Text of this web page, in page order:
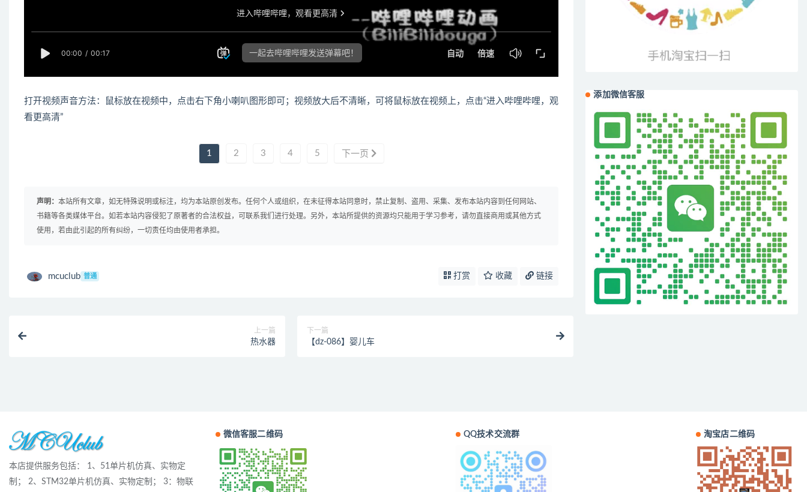
打开视频声音方法：鼠标放在视频中，点击右下角小喇叭图形即可；视频放大后不清晰，可将鼠标放在视频上，点击“进入哔哩哔哩，观
看更高清”
1 2 3 4 5 下一页
声明： 本站所有文章，如无特殊说明或标注，均为本站原创发布。任何个人或组织，在未征得本站同意时，禁止复制、盗用、采集、发布本站内容到任何网站、
书籍等各类媒体平台。如若本站内容侵犯了原著者的合法权益，可联系我们进行处理。另外，本站所提供的资源均只能用于学习参考，请勿直接商用或其他方式
使用，若由此引起的所有纠纷，一切责任均由使用者承担。
mcuclub 普通 打赏 收藏 链接
上一篇
热水器
下一篇
【dz-086】婴儿车
添加微信客服
本店提供服务包括： 1、51单片机仿真、实物定
制； 2、STM32单片机仿真、实物定制； 3：物联
微信客服二维码 QQ技术交流群 淘宝店二维码